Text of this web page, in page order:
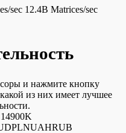
sec 12.4B Matrices/sec
и нажмите кнопку
из них имеет лучшее